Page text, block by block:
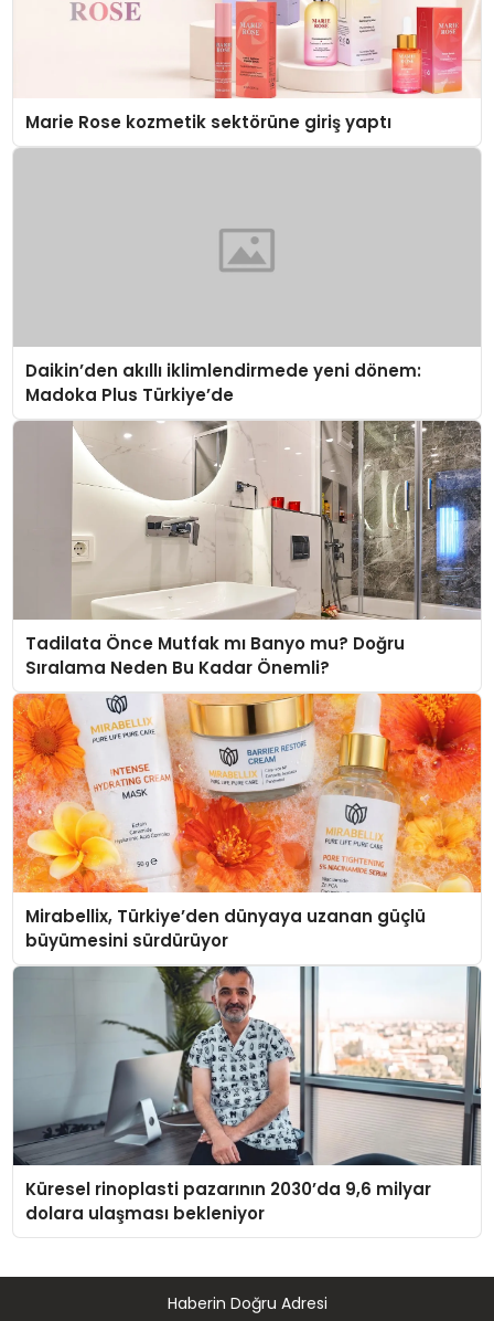
Marie Rose kozmetik sektörüne giriş yaptı
Daikin’den akıllı iklimlendirmede yeni dönem:
Madoka Plus Türkiye’de
Tadilata Önce Mutfak mı Banyo mu? Doğru
Sıralama Neden Bu Kadar Önemli?
Mirabellix, Türkiye’den dünyaya uzanan güçlü
büyümesini sürdürüyor
Küresel rinoplasti pazarının 2030’da 9,6 milyar
dolara ulaşması bekleniyor
Haberin Doğru Adresi